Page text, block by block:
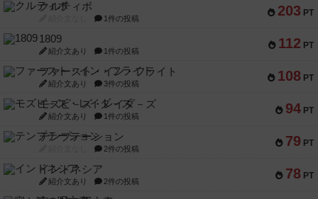
203 PT
クルティボ
1件の投稿
112 PT
1809
紹介文あり 1件の投稿
108 PT
ファースト・イン・フライト
紹介文あり 3件の投稿
94 PT
モズビ－ズ・レイダ－ズ
紹介文あり 1件の投稿
79 PT
テンプテーション
2件の投稿
78 PT
インドネシア
紹介文あり 2件の投稿